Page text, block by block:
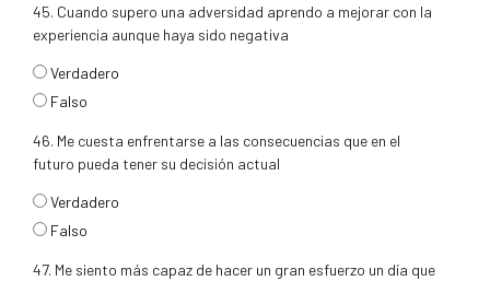
45. Cuando supero una adversidad aprendo a mejorar con la
experiencia aunque haya sido negativa
respuesta45
Verdadero
Falso
46. Me cuesta enfrentarse a las consecuencias que en el
futuro pueda tener su decisión actual
respuesta46
Verdadero
Falso
47. Me siento más capaz de hacer un gran esfuerzo un día que